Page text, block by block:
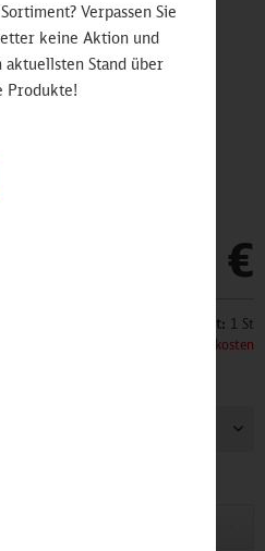
19,90 €
Inhalt: 1 St
zzgl. Versandkosten
Verpassen Sie
keine Aktion und
aktuellsten Stand über
Produkte!